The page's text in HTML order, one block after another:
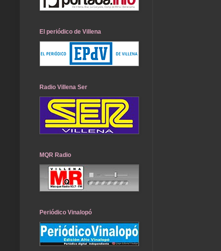
El periódico de Villena
Radio Villena Ser
MQR Radio
Periódico Vinalopó